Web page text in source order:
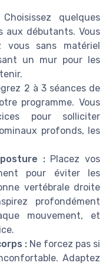
quelques
aux débutants. Vous
vous sans matériel
un mur pour les
2 à 3 séances de
programme. Vous
pour solliciter
profonds, les
:Placez vos
pour éviter les
vertébrale droite
profondément
mouvement, et
:Ne forcez pas si
Adaptez